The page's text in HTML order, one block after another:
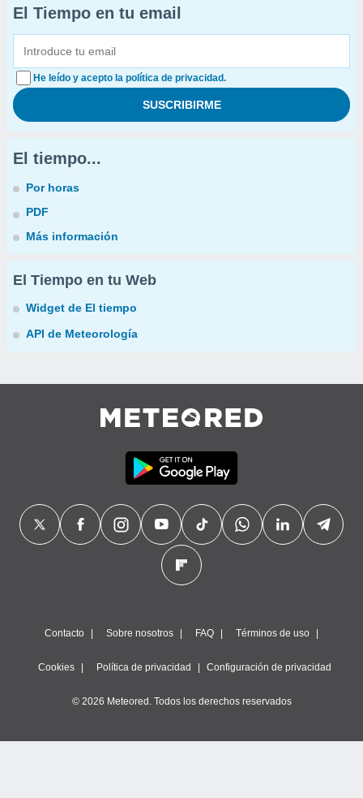
El Tiempo en tu email
He leído y acepto la política de privacidad.
El tiempo...
Por horas
PDF
Más información
El Tiempo en tu Web
Widget de El tiempo
API de Meteorología
Contacto Sobre nosotros FAQ Términos de uso
Cookies Política de privacidad Configuración de privacidad
© 2026 Meteored. Todos los derechos reservados